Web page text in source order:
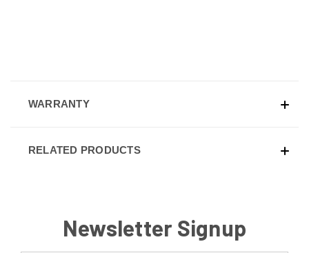
WARRANTY
RELATED PRODUCTS
Newsletter Signup